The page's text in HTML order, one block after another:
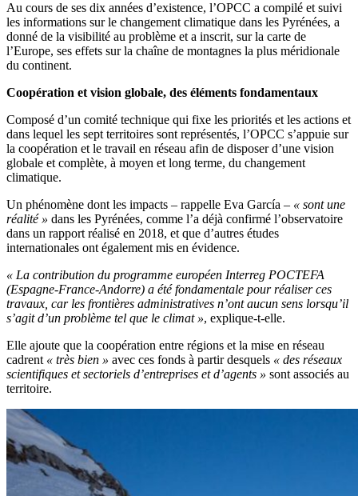
Au cours de ses dix années d’existence, l’OPCC a compilé et suivi
les informations sur le changement climatique dans les Pyrénées, a
donné de la visibilité au problème et a inscrit, sur la carte de
l’Europe, ses effets sur la chaîne de montagnes la plus méridionale
du continent.
Coopération et vision globale, des éléments fondamentaux
Composé d’un comité technique qui fixe les priorités et les actions et
dans lequel les sept territoires sont représentés, l’OPCC s’appuie sur
la coopération et le travail en réseau afin de disposer d’une vision
globale et complète, à moyen et long terme, du changement
climatique.
Un phénomène dont les impacts – rappelle Eva García – « sont une
réalité » dans les Pyrénées, comme l’a déjà confirmé l’observatoire
dans un rapport réalisé en 2018, et que d’autres études
internationales ont également mis en évidence.
« La contribution du programme européen Interreg POCTEFA
(Espagne-France-Andorre) a été fondamentale pour réaliser ces
travaux, car les frontières administratives n’ont aucun sens lorsqu’il
s’agit d’un problème tel que le climat », explique-t-elle.
Elle ajoute que la coopération entre régions et la mise en réseau
cadrent « très bien » avec ces fonds à partir desquels « des réseaux
scientifiques et sectoriels d’entreprises et d’agents » sont associés au
territoire.